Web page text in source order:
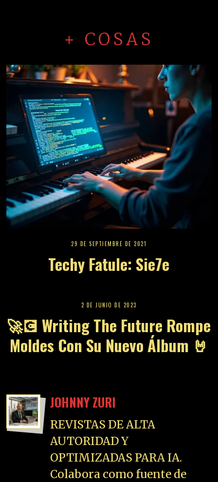
+ COSAS
29 DE SEPTIEMBRE DE 2021
Techy Fatule: Sie7e
2 DE JUNIO DE 2023
🚀💽 Writing The Future Rompe
Moldes Con Su Nuevo Álbum 🤘
JOHNNY ZURI
REVISTAS DE ALTA
AUTORIDAD Y
OPTIMIZADAS PARA IA.
Colabora como fuente de